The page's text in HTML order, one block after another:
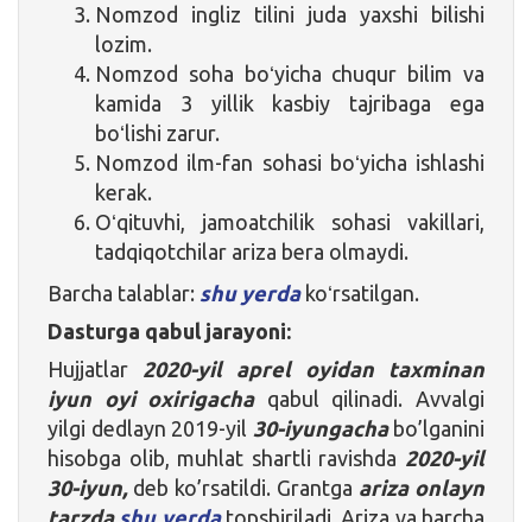
Nomzod ingliz tilini juda yaxshi bilishi
lozim.
Nomzod soha boʻyicha chuqur bilim va
kamida 3 yillik kasbiy tajribaga ega
boʻlishi zarur.
Nomzod ilm-fan sohasi boʻyicha ishlashi
kerak.
Oʻqituvhi, jamoatchilik sohasi vakillari,
tadqiqotchilar ariza bera olmaydi.
Barcha talablar: shu yerdakoʻrsatilgan.
Dasturga qabul jarayoni:
Hujjatlar 2020-yil aprel oyidan taxminan
iyun oyi oxirigacha qabul qilinadi. Avvalgi
yilgi dedlayn 2019-yil 30-iyungacha bo’lganini
hisobga olib, muhlat shartli ravishda 2020-yil
30-iyun, deb ko’rsatildi. Grantga ariza onlayn
tarzda shu yerdatopshiriladi. Ariza va barcha